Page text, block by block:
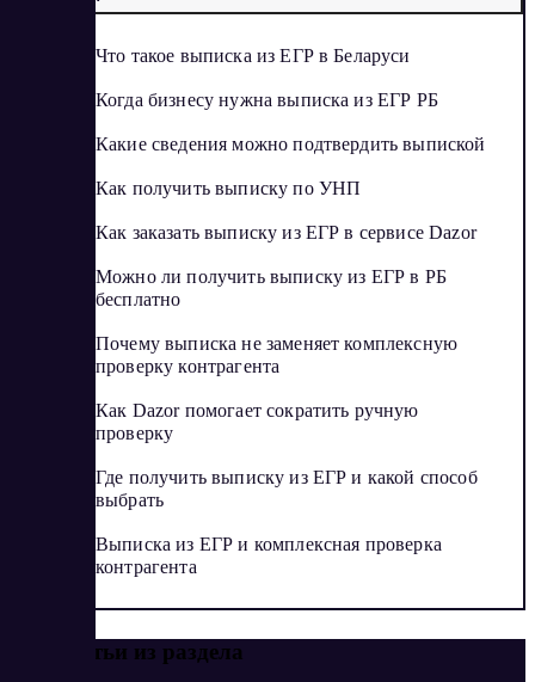
Что такое выписка из ЕГР в Беларуси
Когда бизнесу нужна выписка из ЕГР РБ
Какие сведения можно подтвердить выпиской
Как получить выписку по УНП
Как заказать выписку из ЕГР в сервисе Dazor
Можно ли получить выписку из ЕГР в РБ
бесплатно
Почему выписка не заменяет комплексную
проверку контрагента
Как Dazor помогает сократить ручную
проверку
Где получить выписку из ЕГР и какой способ
выбрать
Выписка из ЕГР и комплексная проверка
контрагента
Еще статьи из раздела